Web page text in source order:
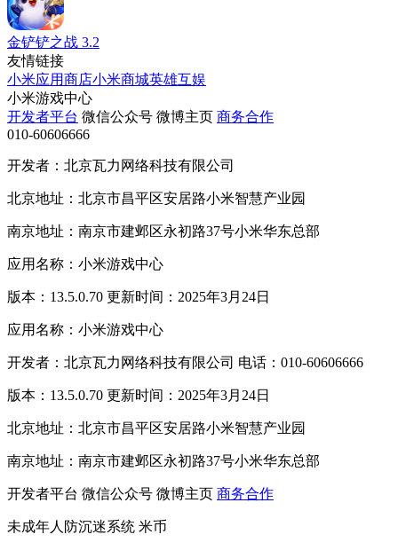
金铲铲之战 3.2
友情链接
小米应用商店小米商城英雄互娱
小米游戏中心
开发者平台 微信公众号 微博主页 商务合作
010-60606666
开发者：北京瓦力网络科技有限公司
北京地址：北京市昌平区安居路小米智慧产业园
南京地址：南京市建邺区永初路37号小米华东总部
应用名称：小米游戏中心
版本：13.5.0.70 更新时间：2025年3月24日
应用名称：小米游戏中心
开发者：北京瓦力网络科技有限公司 电话：010-60606666
版本：13.5.0.70 更新时间：2025年3月24日
北京地址：北京市昌平区安居路小米智慧产业园
南京地址：南京市建邺区永初路37号小米华东总部
开发者平台 微信公众号 微博主页 商务合作
未成年人防沉迷系统 米币